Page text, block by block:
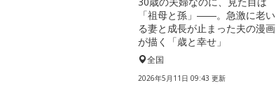
「祖母と孫」――。急激に老い
る妻と成長が止まった夫の漫画
が描く「歳と幸せ」
全国
2026年5月11日 09:43 更新